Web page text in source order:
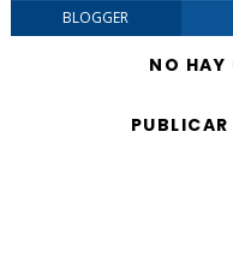
BLOGGER
NO HAY